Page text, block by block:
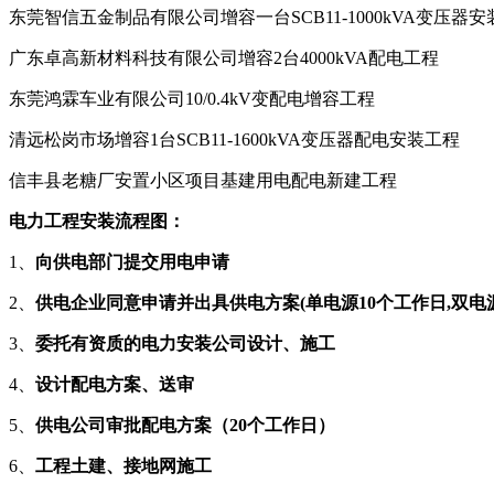
东莞智信五金制品有限公司增容一台SCB11-1000kVA变压器安
广东卓高新材料科技有限公司增容2台4000kVA配电工程
东莞鸿霖车业有限公司10/0.4kV变配电增容工程
清远松岗市场增容1台SCB11-1600kVA变压器配电安装工程
信丰县老糖厂安置小区项目基建用电配电新建工程
电力工程安装流程图：
1、 向供电部门提交用电申请
2、 供电企业同意申请并出具供电方案(单电源10个工作日,双电
3、 委托有资质的电力安装公司设计、施工
4、 设计配电方案、送审
5、 供电公司审批配电方案 （20个工作日）
6、 工程土建、接地网施工